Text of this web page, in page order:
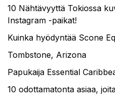
10 Nähtävyyttä Tokiossa
Instagram -paikat!
Kuinka hyödyntää Scone
Tombstone, Arizona
Papukaija Essential
10 odottamatonta asiaa,